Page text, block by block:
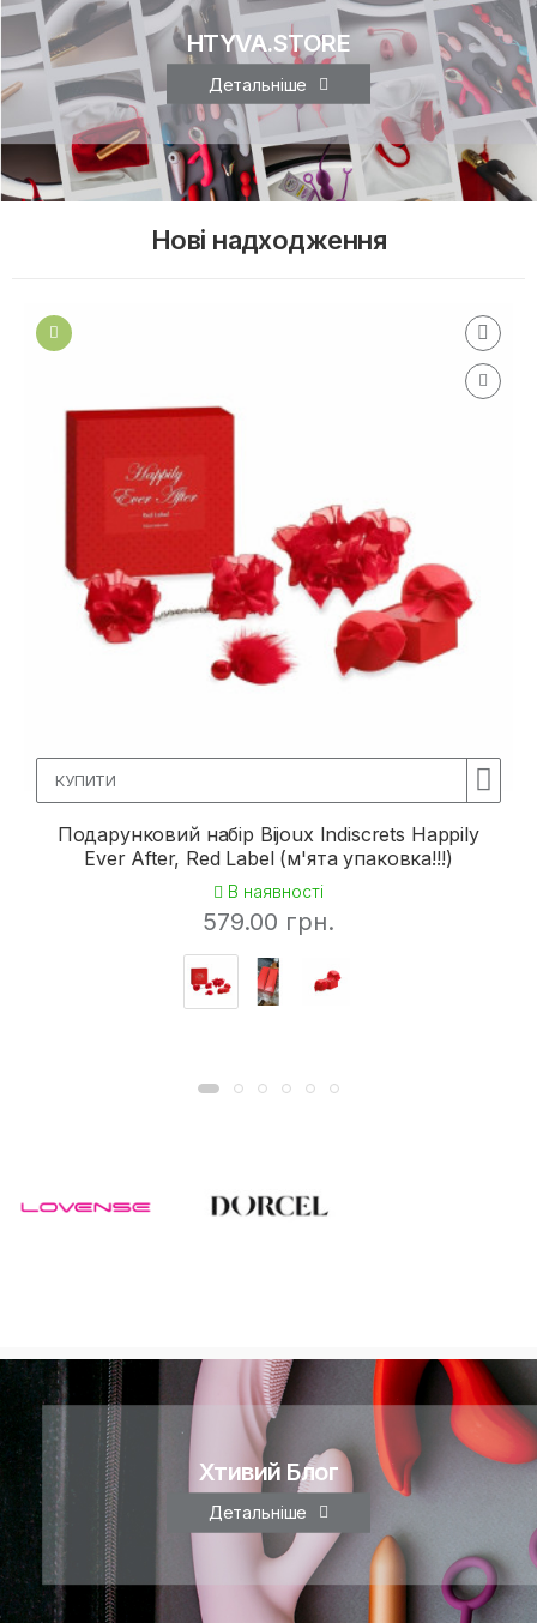
HTYVA.STORE
Детальніше
Нові надходження
КУПИТИ
Подарунковий набір Bijoux Indiscrets Happily
Ever After, Red Label (м'ята упаковка!!!)
В наявності
579.00 грн.
Хтивий Блог
Детальніше